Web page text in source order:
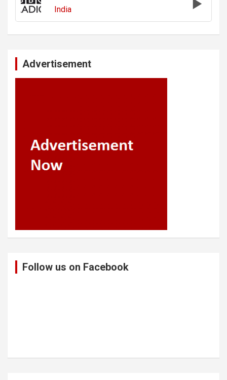
India
Advertisement
Follow us on Facebook